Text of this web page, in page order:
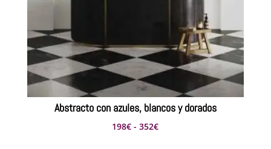
Abstracto con azules, blancos y dorados
198€ - 352€Rango